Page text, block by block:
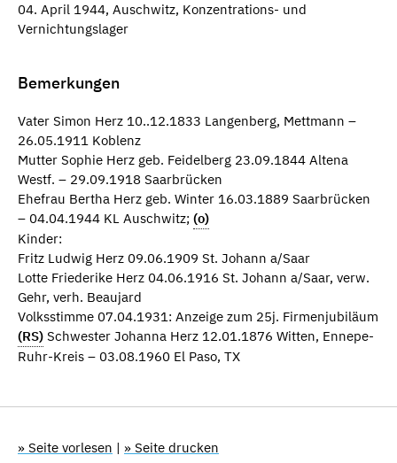
04. April 1944, Auschwitz, Konzentrations- und
Vernichtungslager
Bemerkungen
Vater Simon Herz 10..12.1833 Langenberg, Mettmann –
26.05.1911 Koblenz
Mutter Sophie Herz geb. Feidelberg 23.09.1844 Altena
Westf. – 29.09.1918 Saarbrücken
Ehefrau Bertha Herz geb. Winter 16.03.1889 Saarbrücken
– 04.04.1944 KL Auschwitz; (o)
Kinder:
Fritz Ludwig Herz 09.06.1909 St. Johann a/Saar
Lotte Friederike Herz 04.06.1916 St. Johann a/Saar, verw.
Gehr, verh. Beaujard
Volksstimme 07.04.1931: Anzeige zum 25j. Firmenjubiläum
(RS) Schwester Johanna Herz 12.01.1876 Witten, Ennepe-
Ruhr-Kreis – 03.08.1960 El Paso, TX
» Seite vorlesen | » Seite drucken